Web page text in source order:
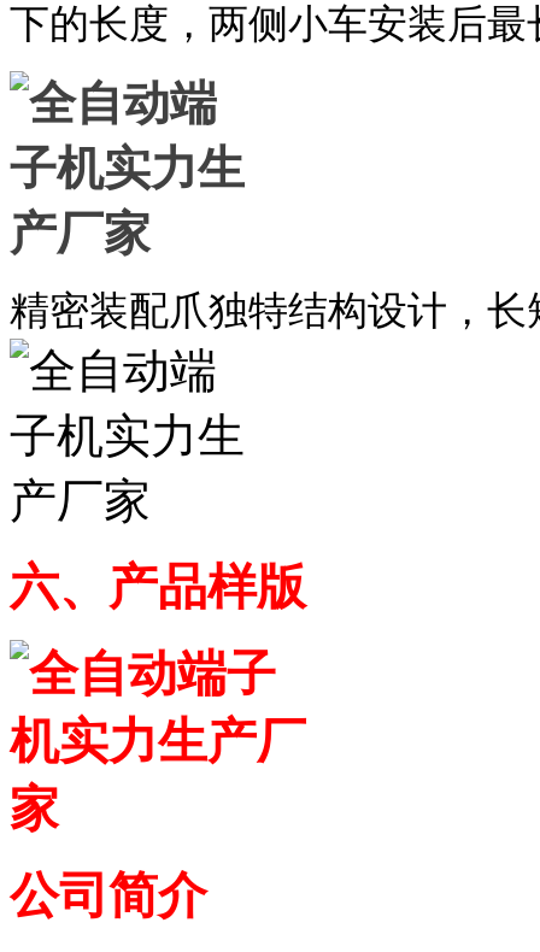
下的长度，两侧小车安装后最
精密装配爪独特结构设计，长
六、 产品样版
公司简介